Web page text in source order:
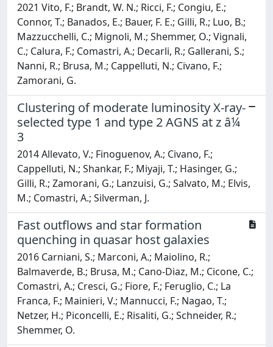
2021 Vito, F.; Brandt, W. N.; Ricci, F.; Congiu, E.;
Connor, T.; Banados, E.; Bauer, F. E.; Gilli, R.; Luo, B.;
Mazzucchelli, C.; Mignoli, M.; Shemmer, O.; Vignali,
C.; Calura, F.; Comastri, A.; Decarli, R.; Gallerani, S.;
Nanni, R.; Brusa, M.; Cappelluti, N.; Civano, F.;
Zamorani, G.
Clustering of moderate luminosity X-ray-
selected type 1 and type 2 AGNS at z â¼
3
2014 Allevato, V.; Finoguenov, A.; Civano, F.;
Cappelluti, N.; Shankar, F.; Miyaji, T.; Hasinger, G.;
Gilli, R.; Zamorani, G.; Lanzuisi, G.; Salvato, M.; Elvis,
M.; Comastri, A.; Silverman, J.
Fast outflows and star formation
quenching in quasar host galaxies
2016 Carniani, S.; Marconi, A.; Maiolino, R.;
Balmaverde, B.; Brusa, M.; Cano-Diaz, M.; Cicone, C.;
Comastri, A.; Cresci, G.; Fiore, F.; Feruglio, C.; La
Franca, F.; Mainieri, V.; Mannucci, F.; Nagao, T.;
Netzer, H.; Piconcelli, E.; Risaliti, G.; Schneider, R.;
Shemmer, O.